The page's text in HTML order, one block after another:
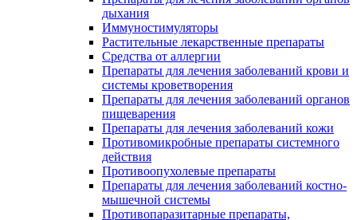
дыхания
Иммуностимуляторы
Растительные лекарственные препараты
Средства от аллергии
Препараты для лечения заболеваний крови и
системы кроветворения
Препараты для лечения заболеваний органов
пищеварения
Препараты для лечения заболеваний кожи
Противомикробные препараты системного
действия
Противоопухолевые препараты
Препараты для лечения заболеваний костно-
мышечной системы
Противопаразитарные препараты,